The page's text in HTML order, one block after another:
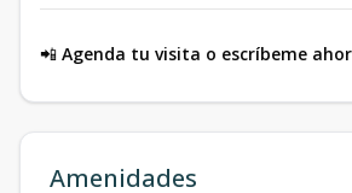
📲 Agenda tu visita o escríbeme
Amenidades